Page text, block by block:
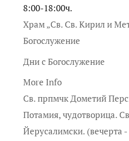
8:00-18:00ч.
Храм „Св. Св. Кирил и
Богослужение
Дни с Богослужение
More Info
Св. прпмчк Дометий
Потамия, чудотворица.
Йерусалимски. (вечерта